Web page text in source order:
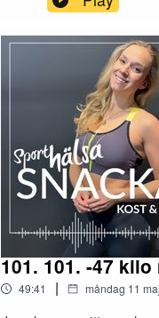
101. 101. -47
49:41 | måndag 11